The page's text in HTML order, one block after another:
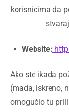
korisnicima da
Website:
Ako ste ikada
(mada, iskreno,
omogućio tu